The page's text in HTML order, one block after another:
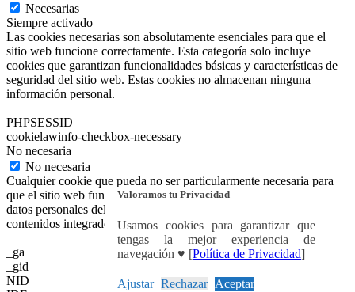
Valoramos tu Privacidad
Usamos cookies para garantizar que
tengas la mejor experiencia de
navegación ♥ [Política de Privacidad]
Ajustar Rechazar Aceptar
Necesarias
Siempre activado
Las cookies necesarias son absolutamente esenciales para que el
sitio web funcione correctamente. Esta categoría solo incluye
cookies que garantizan funcionalidades básicas y características de
seguridad del sitio web. Estas cookies no almacenan ninguna
información personal.
PHPSESSID
cookielawinfo-checkbox-necessary
No necesaria
No necesaria
Cualquier cookie que pueda no ser particularmente necesaria para
que el sitio web funcione y se utilice específicamente para recopilar
datos personales del usuario a través de análisis, anuncios y otros
contenidos integrados se denomina cookie no necesaria.
_ga
_gid
NID